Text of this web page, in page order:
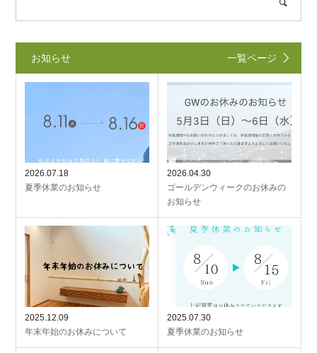
お知らせ 一覧ページ
2026.07.18
夏季休業のお知らせ
2026.04.30
ゴールデンウィークのお休みの
お知らせ
2025.12.09
年末年始のお休みについて
2025.07.30
夏季休業のお知らせ